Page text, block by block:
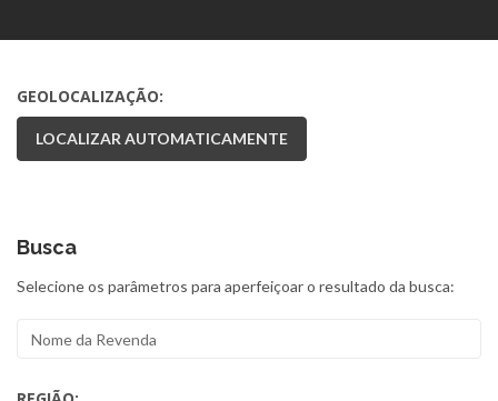
GEOLOCALIZAÇÃO:
LOCALIZAR AUTOMATICAMENTE
Busca
Selecione os parâmetros para aperfeiçoar o resultado da busca: